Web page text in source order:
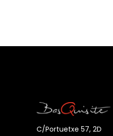
C/Portuetxe 57, 2D